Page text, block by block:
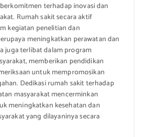
terhadap inovasi dan
Rumah sakit secara aktif
kegiatan penelitian dan
meningkatkan perawatan dan
juga terlibat dalam program
memberikan pendidikan
untuk mempromosikan
Dedikasi rumah sakit terhadap
masyarakat mencerminkan
meningkatkan kesehatan dan
yang dilayaninya secara